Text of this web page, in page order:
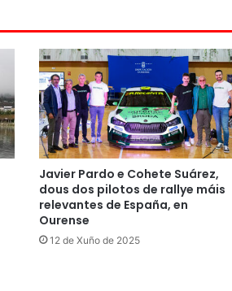
Javier Pardo e Cohete Suárez,
dous dos pilotos de rallye máis
relevantes de España, en
Ourense
12 de Xuño de 2025